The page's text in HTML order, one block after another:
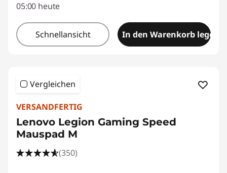
05:00 heute
Schnellansicht In den Warenkorb legen
Vergleichen
VERSANDFERTIG
Lenovo Legion Gaming Speed
Mauspad M
(350)